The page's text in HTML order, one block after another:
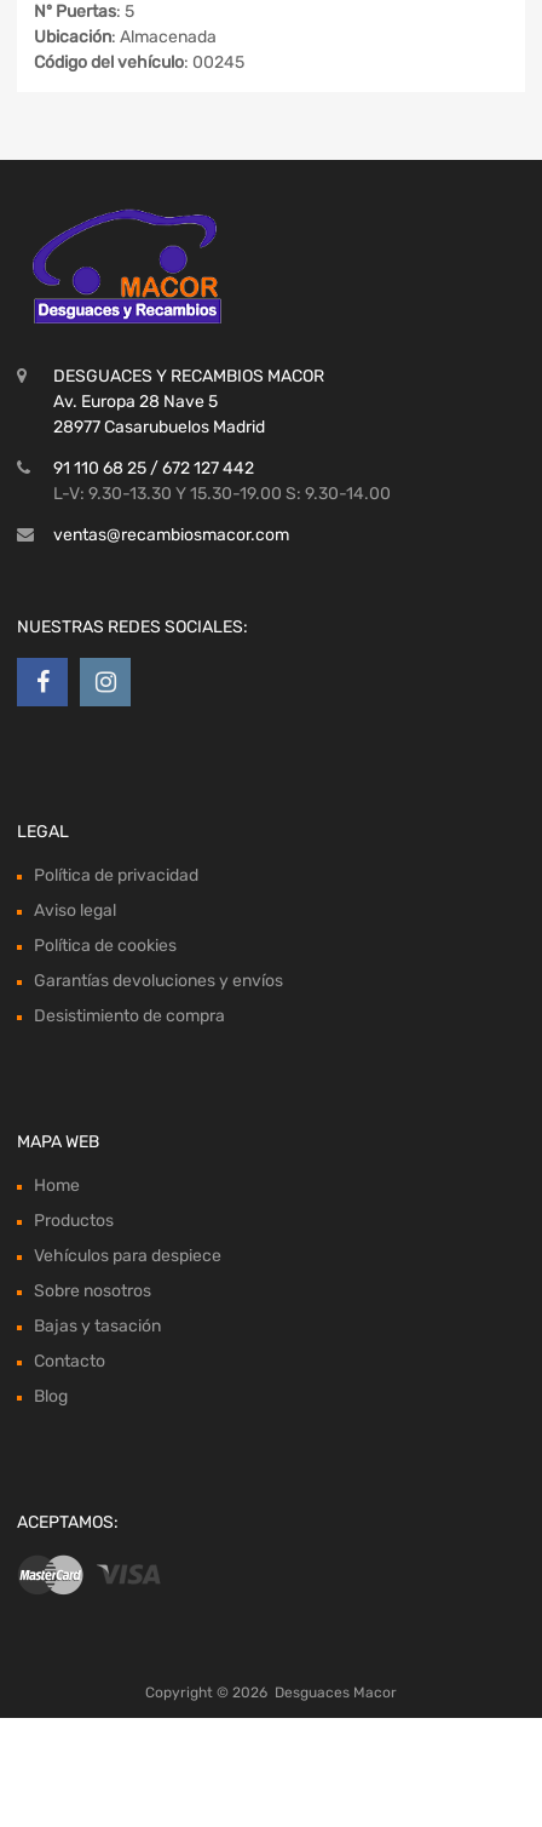
Nº Puertas: 5
Ubicación: Almacenada
Código del vehículo: 00245
DESGUACES Y RECAMBIOS MACOR
Av. Europa 28 Nave 5
28977 Casarubuelos Madrid
91 110 68 25 / 672 127 442
L-V: 9.30-13.30 Y 15.30-19.00 S: 9.30-14.00
ventas@recambiosmacor.com
NUESTRAS REDES SOCIALES:
LEGAL
Política de privacidad
Aviso legal
Política de cookies
Garantías devoluciones y envíos
Desistimiento de compra
MAPA WEB
Home
Productos
Vehículos para despiece
Sobre nosotros
Bajas y tasación
Contacto
Blog
ACEPTAMOS:
Copyright © 2026 Desguaces Macor